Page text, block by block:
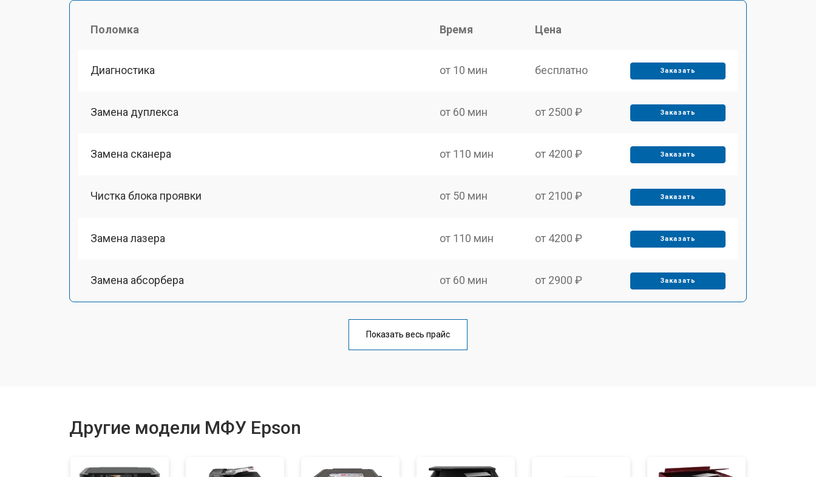
Поломка Время Цена
Диагностика от 10 мин бесплатно Заказать
Замена дуплекса от 60 мин от 2500 ₽ Заказать
Замена сканера от 110 мин от 4200 ₽ Заказать
Чистка блока проявки от 50 мин от 2100 ₽ Заказать
Замена лазера от 110 мин от 4200 ₽ Заказать
Замена абсорбера от 60 мин от 2900 ₽ Заказать
от 100 мин
Показать весь прайс
Другие модели МФУ Epson